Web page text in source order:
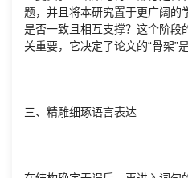
题，并且将本研究置于更广阔的
是否一致且相互支撑？这个阶段
关重要，它决定了论文的“骨架”
三、精雕细琢语言表达